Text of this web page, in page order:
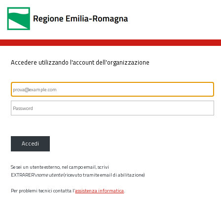
Accedere utilizzando l'account dell'organizzazione
Accedi
Se sei un utente esterno, nel campo email, scrivi
EXTRARER\nome utente(ricevuto tramite email di abilitazione)
Per problemi tecnici contatta l’assistenza informatica.